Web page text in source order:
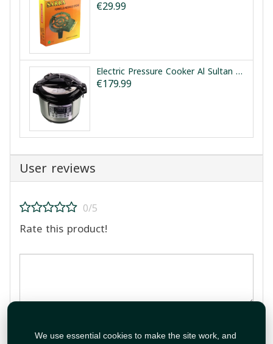
We use essential cookies to make the site work, and
€29.99
Electric Pressure Cooker Al Sultan 12L | طنجرة ضغط كهربائية السلطان 12 لتر
€179.99
User reviews
0/5
Rate this product!